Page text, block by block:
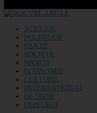
ACCUEIL
POLITIQUE
SANTE
SOCIETE
SPORTS
ECONOMIE
CULTURE
INTERNATIONAL
HI-TECH
CONTACT